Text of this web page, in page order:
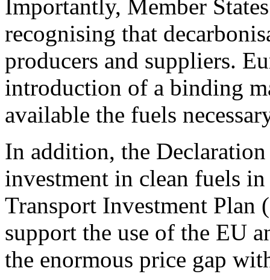
Importantly, Member
recognising that
producers and suppliers.
introduction of a binding
available the fuels
In addition, the Declaration
investment in clean fuels
Transport Investment
support the use of the EU
the enormous price gap